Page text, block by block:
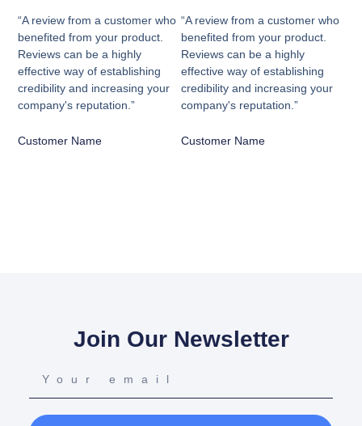
“A review from a customer who
benefited from your product.
Reviews can be a highly
effective way of establishing
credibility and increasing your
company's reputation.”
Customer Name
“A review from a customer who
benefited from your product.
Reviews can be a highly
effective way of establishing
credibility and increasing your
company's reputation.”
Customer Name
Join Our Newsletter